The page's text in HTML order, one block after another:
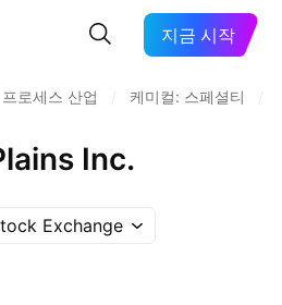
지금 시작
프로세스 산업 케미컬: 스페셜티
Inc.
Exchange